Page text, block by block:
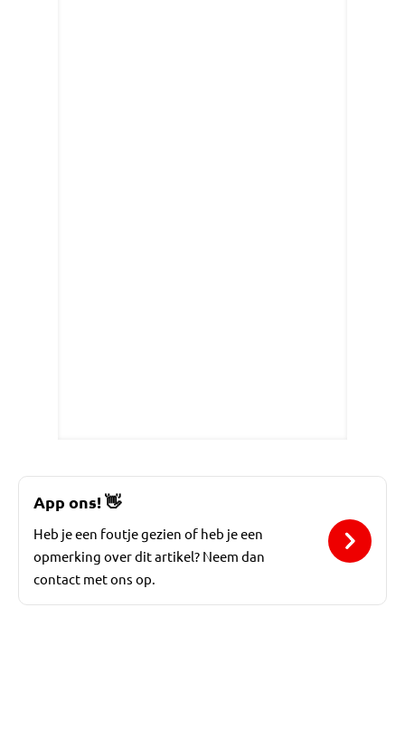
App ons!👋
Heb je een foutje gezien of heb je een
opmerking over dit artikel? Neem dan
contact met ons op.